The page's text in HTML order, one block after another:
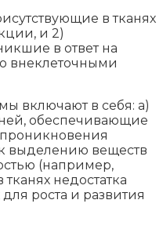
в тканях
и 2)
в ответ на
внеклеточными
включают в себя: а)
обеспечивающие
выделению веществ
(например,
недостатка
роста и развития